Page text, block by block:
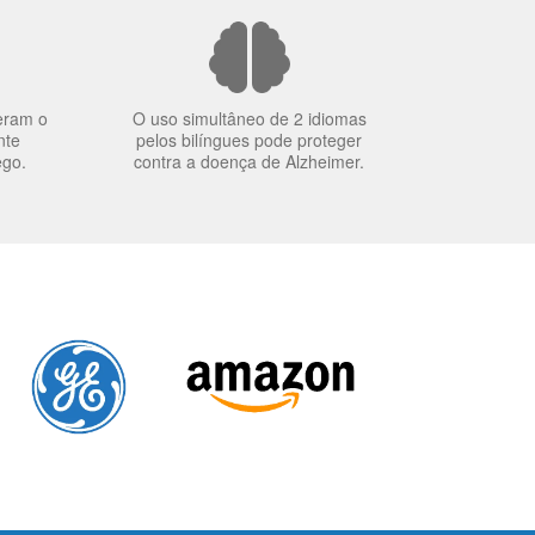
o
O uso simultâneo de 2 idiomas
pelos bilíngues pode proteger
contra a doença de Alzheimer.